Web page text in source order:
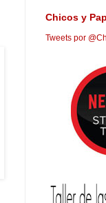
Chicos y
Tweets por